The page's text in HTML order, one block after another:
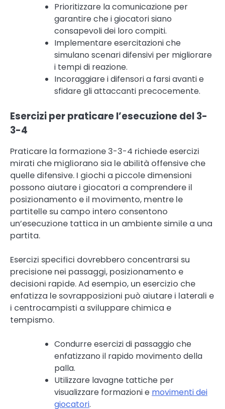
Prioritizzare la comunicazione per
garantire che i giocatori siano
consapevoli dei loro compiti.
Implementare esercitazioni che
simulano scenari difensivi per migliorare
i tempi di reazione.
Incoraggiare i difensori a farsi avanti e
sfidare gli attaccanti precocemente.
Esercizi per praticare l’esecuzione del 3-
3-4
Praticare la formazione 3-3-4 richiede esercizi
mirati che migliorano sia le abilità offensive che
quelle difensive. I giochi a piccole dimensioni
possono aiutare i giocatori a comprendere il
posizionamento e il movimento, mentre le
partitelle su campo intero consentono
un’esecuzione tattica in un ambiente simile a una
partita.
Esercizi specifici dovrebbero concentrarsi su
precisione nei passaggi, posizionamento e
decisioni rapide. Ad esempio, un esercizio che
enfatizza le sovrapposizioni può aiutare i laterali e
i centrocampisti a sviluppare chimica e
tempismo.
Condurre esercizi di passaggio che
enfatizzano il rapido movimento della
palla.
Utilizzare lavagne tattiche per
visualizzare formazioni e movimenti dei
giocatori.